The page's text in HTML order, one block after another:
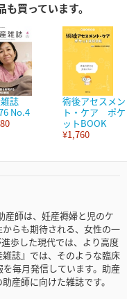
買っています。
誌
No.4
術後アセスメン
ト・ケア ポケ
ットBOOK
¥1,760
師は、妊産褥婦と児のケ
らも期待される、女性の一
歩した現代では、より高度
誌』では、そのような臨床
毎月発信しています。助産
産師に向けた雑誌です。